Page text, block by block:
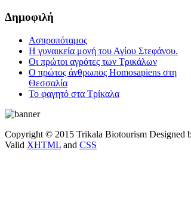
Δημοφιλή
Ασπροπόταμος
Η γυναικεία μονή του Αγίου Στεφάνου.
Οι πρώτοι αγρότες των Τρικάλων
Ο πρώτος άνθρωπος Homosapiens στη
Θεσσαλία
Το φαγητό στα Τρίκαλα
Copyright © 2015 Trikala Biotourism Designed
Valid XHTML and CSS